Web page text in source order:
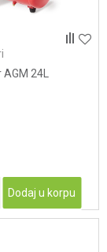
24L
Dodaj u korpu